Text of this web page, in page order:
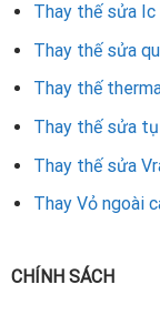
Thay thế sửa Ic
Thay thế sửa
Thay thế
Thay thế sửa
Thay thế sửa
Thay Vỏ ngoài
CHÍNH SÁCH